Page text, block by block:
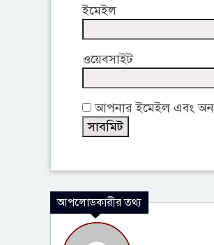
ইমেইল
ওয়েবসাইট
আপনার ইমেইল এবং
আপলোডকারীর তথ্য